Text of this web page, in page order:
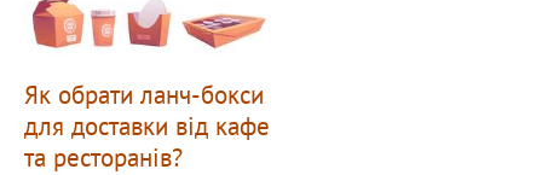
Як обрати ланч-бокси
для доставки від кафе
та ресторанів?